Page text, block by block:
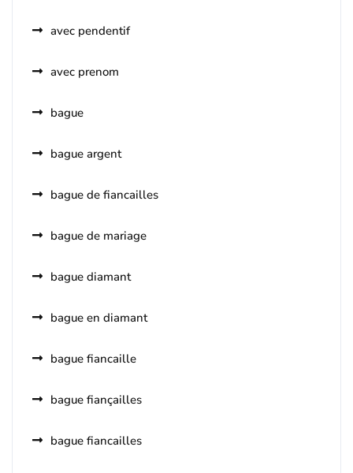
avec pendentif
avec prenom
bague
bague argent
bague de fiancailles
bague de mariage
bague diamant
bague en diamant
bague fiancaille
bague fiançailles
bague fiancailles